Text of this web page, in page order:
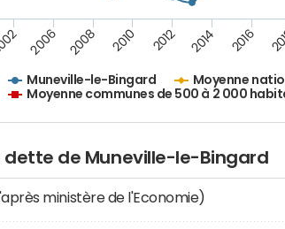
Muneville-le-Bingard
Moyenne
Moyenne communes de 500 à 2 000
2006 2008 2010 2012 2014 2016
dette de Muneville-le-Bingard
ministère de l'Economie)